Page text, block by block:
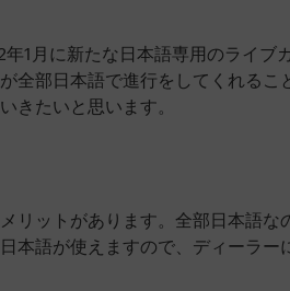
1月に新たな日本語専用のライブ
全部日本語で進行をしてくれるこ
きたいと思います。
ットがあります。全部日本語な
本語が使えますので、ディーラー